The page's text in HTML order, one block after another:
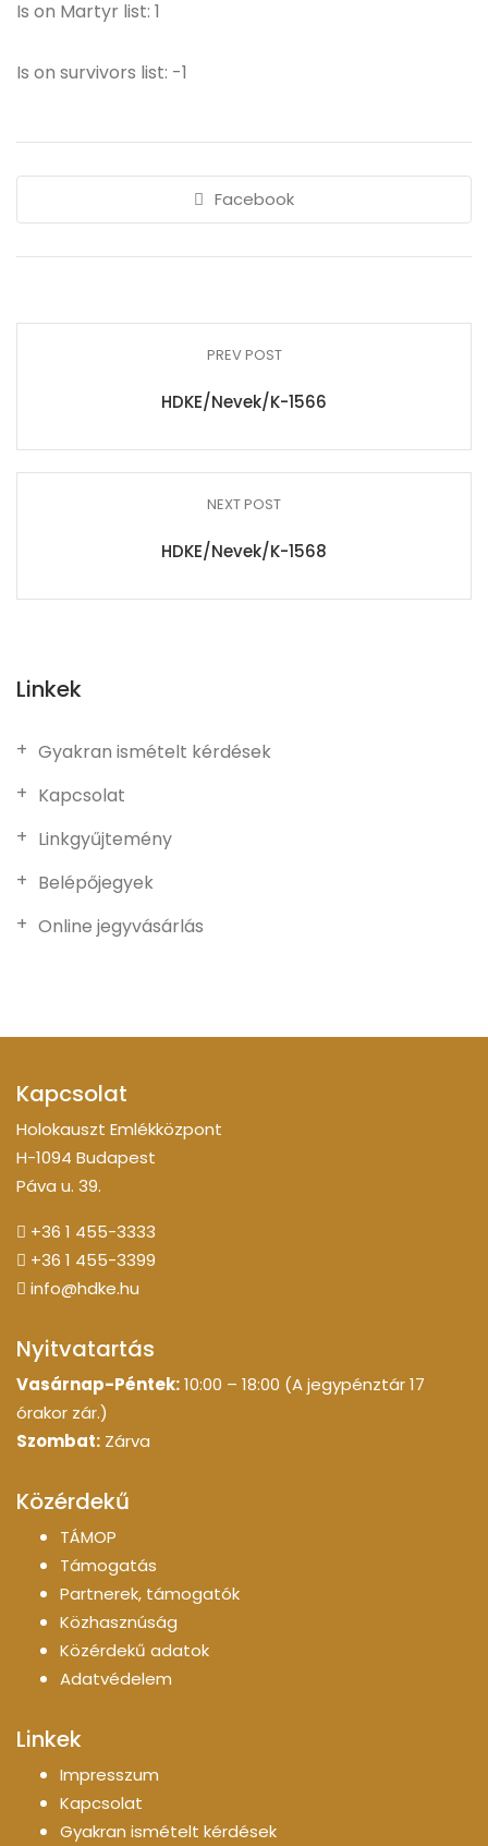
Is on Martyr list: 1
Is on survivors list: -1
Facebook
PREV POST
HDKE/Nevek/K-1566
NEXT POST
HDKE/Nevek/K-1568
Linkek
Gyakran ismételt kérdések
Kapcsolat
Linkgyűjtemény
Belépőjegyek
Online jegyvásárlás
Kapcsolat
Holokauszt Emlékközpont
H-1094 Budapest
Páva u. 39.
+36 1 455-3333
+36 1 455-3399
info@hdke.hu
Nyitvatartás
Vasárnap-Péntek:10:00 – 18:00 (A jegypénztár 17
órakor zár.)
Szombat: Zárva
Közérdekű
TÁMOP
Támogatás
Partnerek, támogatók
Közhasznúság
Közérdekű adatok
Adatvédelem
Linkek
Impresszum
Kapcsolat
Gyakran ismételt kérdések